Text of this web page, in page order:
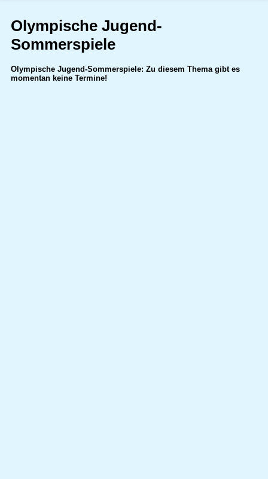
Olympische Jugend-
Sommerspiele
Olympische Jugend-Sommerspiele: Zu diesem Thema gibt es
momentan keine Termine!